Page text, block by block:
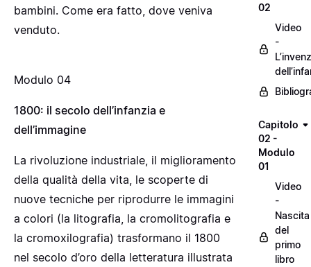
bambini. Come era fatto, dove veniva
venduto.
Modulo 04
1800: il secolo dell’infanzia e
dell’immagine
La rivoluzione industriale, il miglioramento
della qualità della vita, le scoperte di
nuove tecniche per riprodurre le immagini
a colori (la litografia, la cromolitografia e
la cromoxilografia) trasformano il 1800
nel secolo d’oro della letteratura illustrata
02
Video
-
Capitolo
02 -
Modulo
01
Video
-
Nascita
del
primo
libro